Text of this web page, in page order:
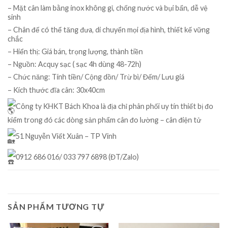
– Mặt cân làm bằng inox không gỉ, chống nước và bụi bẩn, dễ vệ
sinh
– Chân đế có thể tăng đưa, di chuyển mọi địa hình, thiết kế vững
chắc
– Hiển thị: Giá bán, trọng lượng, thành tiền
– Nguồn: Acquy sạc ( sạc 4h dùng 48-72h)
– Chức năng: Tính tiền/ Cộng dồn/ Trừ bì/ Đếm/ Lưu giá
– Kích thước đĩa cân: 30x40cm
Công ty KHKT Bách Khoa là địa chỉ phân phối uy tín thiết bị đo
kiểm trong đó các dòng sản phẩm cân đo lường – cân điện tử
51 Nguyễn Viết Xuân – TP Vinh
0912 686 016/ 033 797 6898 (ĐT/Zalo)
SẢN PHẨM TƯƠNG TỰ